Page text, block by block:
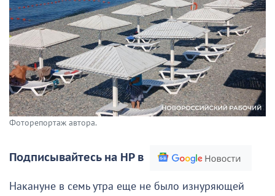
Фоторепортаж автора.
Подписывайтесь на НР в
Накануне в семь утра еще не было изнуряющей